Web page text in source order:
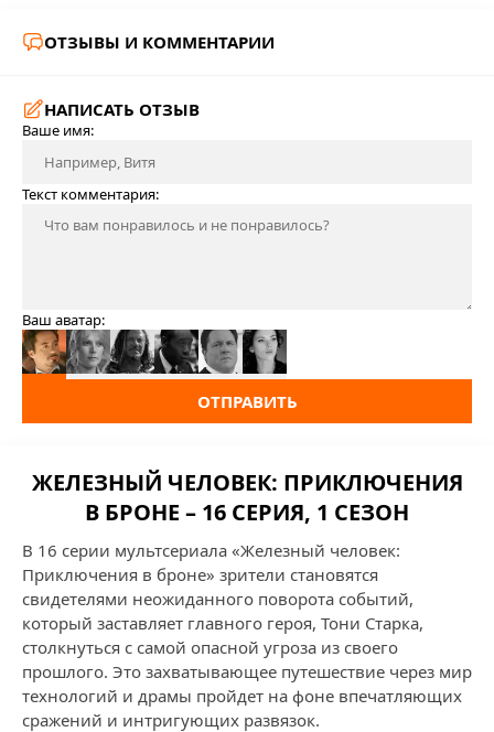
ОТЗЫВЫ И КОММЕНТАРИИ
НАПИСАТЬ ОТЗЫВ
Ваше имя:
Текст комментария:
Ваш аватар:
ОТПРАВИТЬ
ЖЕЛЕЗНЫЙ ЧЕЛОВЕК: ПРИКЛЮЧЕНИЯ
В БРОНЕ – 16 СЕРИЯ, 1 СЕЗОН
В 16 серии мультсериала «Железный человек:
Приключения в броне» зрители становятся
свидетелями неожиданного поворота событий,
который заставляет главного героя, Тони Старка,
столкнуться с самой опасной угроза из своего
прошлого. Это захватывающее путешествие через мир
технологий и драмы пройдет на фоне впечатляющих
сражений и интригующих развязок.